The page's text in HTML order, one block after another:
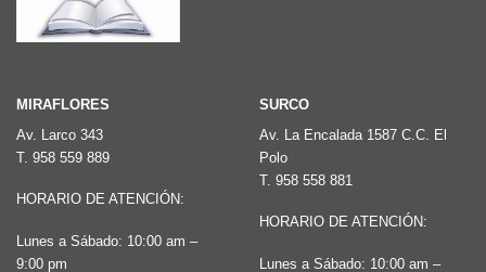
MIRAFLORES
Av. Larco 343
T. 958 559 889
HORARIO DE ATENCIÓN:
Lunes a Sábado: 10:00 am –
9:00 pm
SURCO
Av. La Encalada 1587 C.C. El
Polo
T. 958 558 881
HORARIO DE ATENCIÓN:
Lunes a Sábado: 10:00 am –